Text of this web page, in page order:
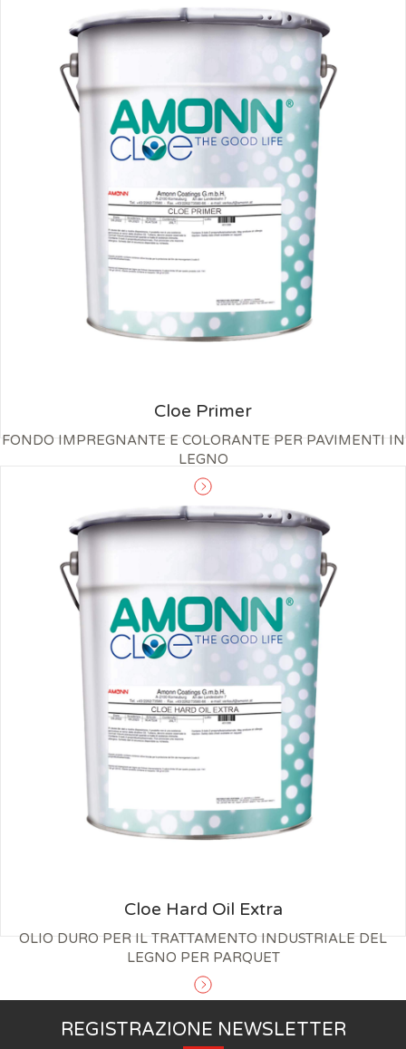
Cloe Primer
FONDO IMPREGNANTE E COLORANTE PER PAVIMENTI IN
LEGNO
Cloe Hard Oil Extra
OLIO DURO PER IL TRATTAMENTO INDUSTRIALE DEL
LEGNO PER PARQUET
REGISTRAZIONE NEWSLETTER